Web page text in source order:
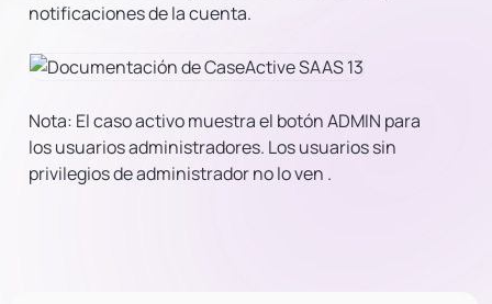
notificaciones de la cuenta.
Nota: El caso activo muestra el botón ADMIN para
los usuarios administradores. Los usuarios sin
privilegios de administrador no lo ven .